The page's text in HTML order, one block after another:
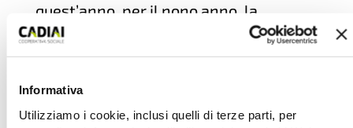
Informativa
Utilizziamo i cookie, inclusi quelli di terze parti, per
quest’anno, per il nono anno, la
cooperativa sociale bolognese aderisce
alla “tre giorni di salute, sport e
settembre.